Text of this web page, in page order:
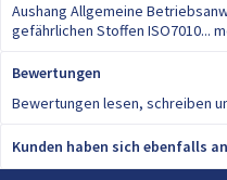
Aushang Allgemeine
gefährlichen Stoffen ISO7010...
Bewertungen
Bewertungen lesen, schreiben
Kunden haben sich ebenfalls